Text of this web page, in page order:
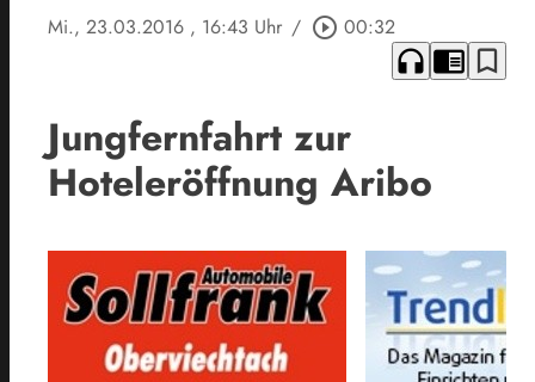
Mi., 23.03.2016 , 16:43 Uhr / play_circle_outline 00:32
headphones chrome_reader_mode bookmark_border
Jungfernfahrt zur
Hoteleröffnung Aribo